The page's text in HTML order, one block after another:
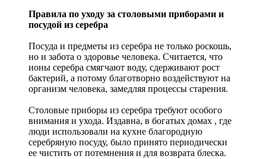
Правила по уходу за столовыми приборами и
посудой из серебра
Посуда и предметы из серебра не только роскошь,
но и забота о здоровье человека. Считается, что
ионы серебра смягчают воду, сдерживают рост
бактерий, а потому благотворно воздействуют на
организм человека, замедляя процессы старения.
Столовые приборы из серебра требуют особого
внимания и ухода. Издавна, в богатых домах , где
люди использовали на кухне благородную
серебряную посуду, было принято периодически
ее чистить от потемнения и для возврата блеска.